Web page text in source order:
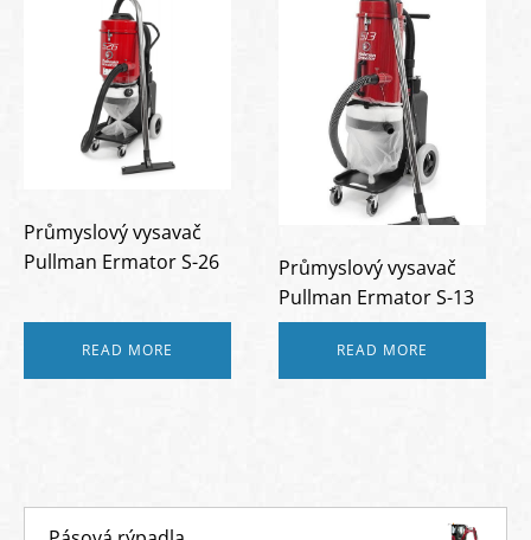
Průmyslový vysavač
Pullman Ermator S-26
READ MORE
Průmyslový vysavač
Pullman Ermator S-13
READ MORE